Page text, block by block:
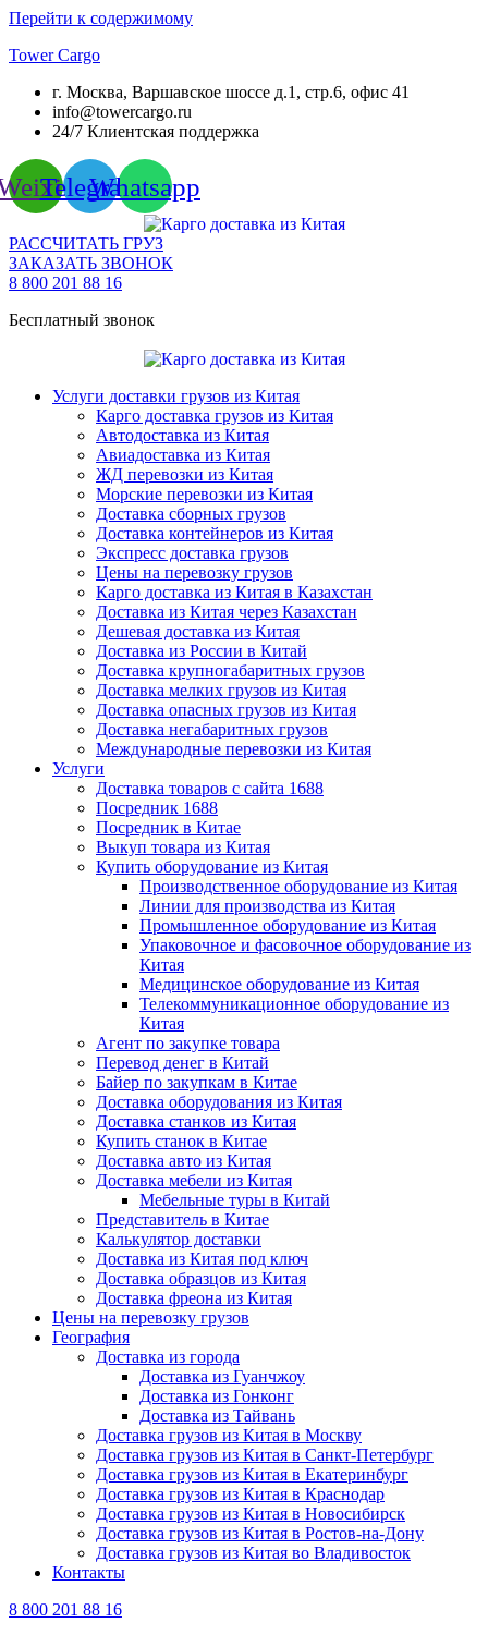
Перейти к содержимому
Tower Cargo
г. Москва, Варшавское шоссе д.1, стр.6, офис 41
info@towercargo.ru
24/7 Клиентская поддержка
TelegramWhatsapp
РАССЧИТАТЬ ГРУЗ
ЗАКАЗАТЬ ЗВОНОК
8 800 201 88 16
Бесплатный звонок
Услуги доставки грузов из Китая
Карго доставка грузов из Китая
Автодоставка из Китая
Авиадоставка из Китая
ЖД перевозки из Китая
Морские перевозки из Китая
Доставка сборных грузов
Доставка контейнеров из Китая
Экспресс доставка грузов
Цены на перевозку грузов
Карго доставка из Китая в Казахстан
Доставка из Китая через Казахстан
Дешевая доставка из Китая
Доставка из России в Китай
Доставка крупногабаритных грузов
Доставка мелких грузов из Китая
Доставка опасных грузов из Китая
Доставка негабаритных грузов
Международные перевозки из Китая
Услуги
Доставка товаров с сайта 1688
Посредник 1688
Посредник в Китае
Выкуп товара из Китая
Купить оборудование из Китая
Производственное оборудование из Китая
Линии для производства из Китая
Промышленное оборудование из Китая
Упаковочное и фасовочное оборудование из
Китая
Медицинское оборудование из Китая
Телекоммуникационное оборудование из
Китая
Агент по закупке товара
Перевод денег в Китай
Байер по закупкам в Китае
Доставка оборудования из Китая
Доставка станков из Китая
Купить станок в Китае
Доставка авто из Китая
Доставка мебели из Китая
Мебельные туры в Китай
Представитель в Китае
Калькулятор доставки
Доставка из Китая под ключ
Доставка образцов из Китая
Доставка фреона из Китая
Цены на перевозку грузов
География
Доставка из города
Доставка из Гуанчжоу
Доставка из Гонконг
Доставка из Тайвань
Доставка грузов из Китая в Москву
Доставка грузов из Китая в Санкт-Петербург
Доставка грузов из Китая в Екатеринбург
Доставка грузов из Китая в Краснодар
Доставка грузов из Китая в Новосибирск
Доставка грузов из Китая в Ростов-на-Дону
Доставка грузов из Китая во Владивосток
Контакты
8 800 201 88 16